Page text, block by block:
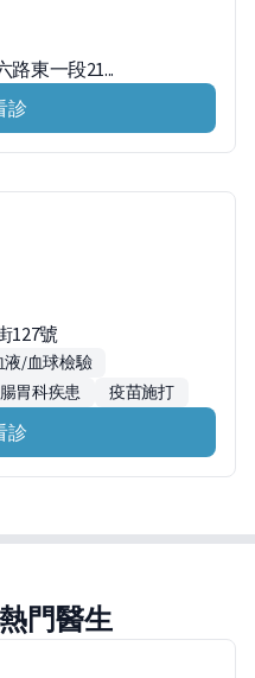
路東一段21...
診
127號
液/血球檢驗
胃科疾患 疫苗施打
診
門醫生